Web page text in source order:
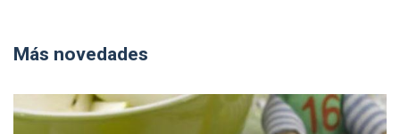
Más novedades